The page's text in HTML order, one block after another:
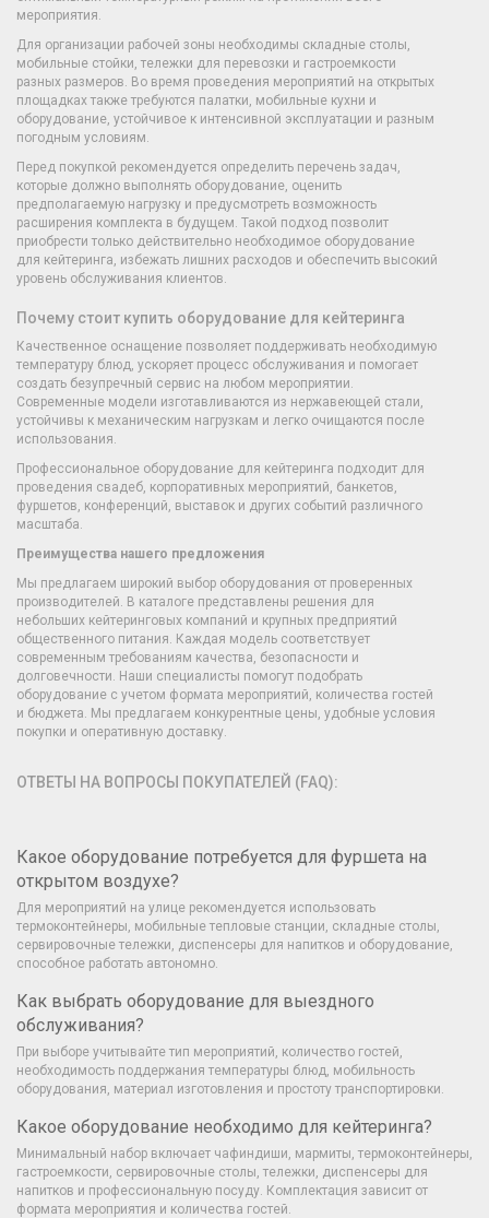
мероприятия.
Для организации рабочей зоны необходимы складные столы,
мобильные стойки, тележки для перевозки и гастроемкости
разных размеров. Во время проведения мероприятий на открытых
площадках также требуются палатки, мобильные кухни и
оборудование, устойчивое к интенсивной эксплуатации и разным
погодным условиям.
Перед покупкой рекомендуется определить перечень задач,
которые должно выполнять оборудование, оценить
предполагаемую нагрузку и предусмотреть возможность
расширения комплекта в будущем. Такой подход позволит
приобрести только действительно необходимое оборудование
для кейтеринга, избежать лишних расходов и обеспечить высокий
уровень обслуживания клиентов.
Почему стоит купить оборудование для кейтеринга
Качественное оснащение позволяет поддерживать необходимую
температуру блюд, ускоряет процесс обслуживания и помогает
создать безупречный сервис на любом мероприятии.
Современные модели изготавливаются из нержавеющей стали,
устойчивы к механическим нагрузкам и легко очищаются после
использования.
Профессиональное оборудование для кейтеринга подходит для
проведения свадеб, корпоративных мероприятий, банкетов,
фуршетов, конференций, выставок и других событий различного
масштаба.
Преимущества нашего предложения
Мы предлагаем широкий выбор оборудования от проверенных
производителей. В каталоге представлены решения для
небольших кейтеринговых компаний и крупных предприятий
общественного питания. Каждая модель соответствует
современным требованиям качества, безопасности и
долговечности. Наши специалисты помогут подобрать
оборудование с учетом формата мероприятий, количества гостей
и бюджета. Мы предлагаем конкурентные цены, удобные условия
покупки и оперативную доставку.
ОТВЕТЫ НА ВОПРОСЫ ПОКУПАТЕЛЕЙ (FAQ):
Какое оборудование потребуется для фуршета на
открытом воздухе?
Для мероприятий на улице рекомендуется использовать
термоконтейнеры, мобильные тепловые станции, складные столы,
сервировочные тележки, диспенсеры для напитков и оборудование,
способное работать автономно.
Как выбрать оборудование для выездного
обслуживания?
При выборе учитывайте тип мероприятий, количество гостей,
необходимость поддержания температуры блюд, мобильность
оборудования, материал изготовления и простоту транспортировки.
Какое оборудование необходимо для кейтеринга?
Минимальный набор включает чафиндиши, мармиты, термоконтейнеры,
гастроемкости, сервировочные столы, тележки, диспенсеры для
напитков и профессиональную посуду. Комплектация зависит от
формата мероприятия и количества гостей.